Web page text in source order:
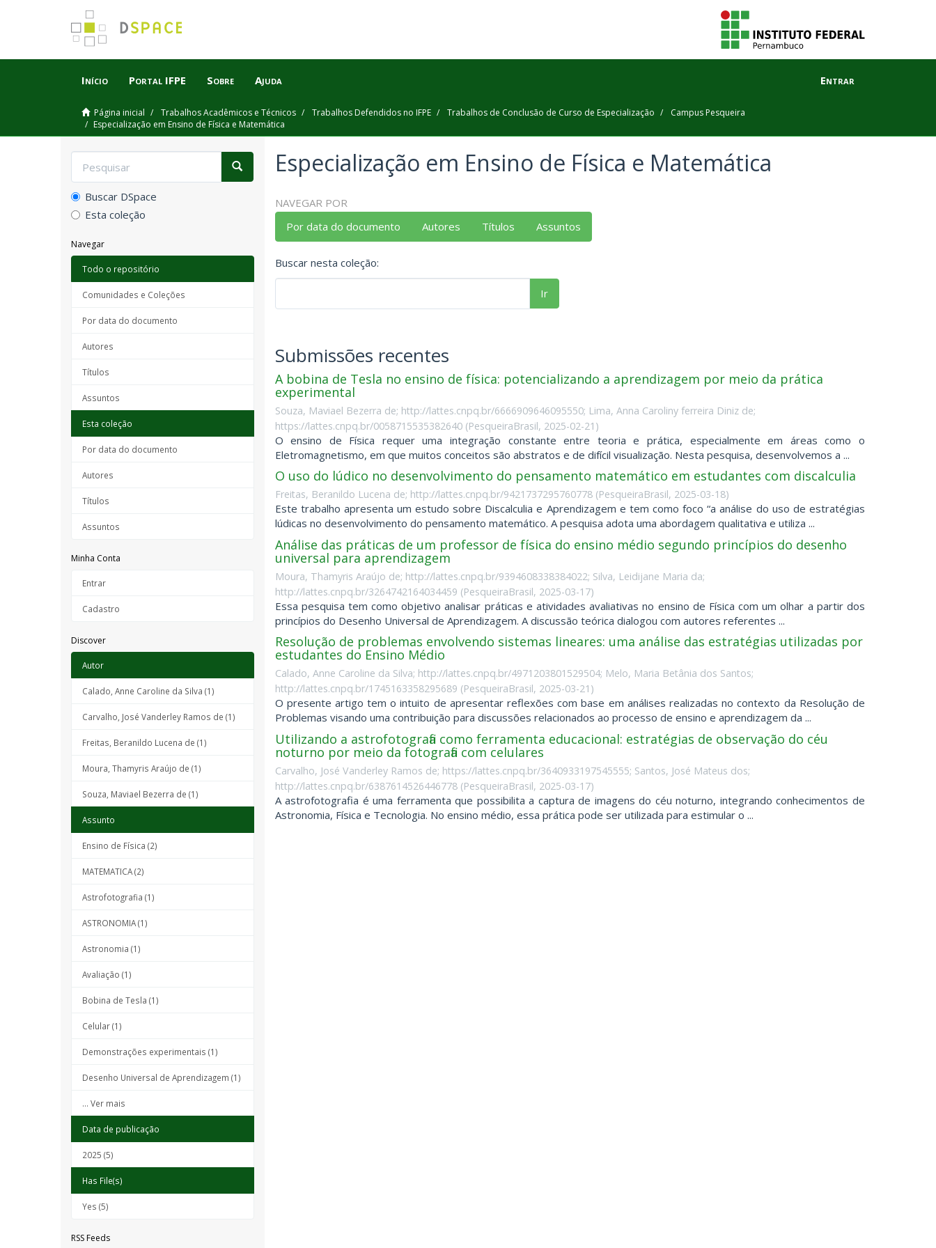
Início Portal IFPE Sobre Ajuda Entrar
Página inicial Trabalhos Acadêmicos e Técnicos Trabalhos Defendidos no IFPE Trabalhos de Conclusão de Curso de Especialização
Campus Pesqueira
Especialização em Ensino de Física e Matemática
Buscar DSpace
Esta coleção
Navegar
Todo o repositório
Comunidades e Coleções
Por data do documento
Autores
Títulos
Assuntos
Esta coleção
Por data do documento
Autores
Títulos
Assuntos
Minha Conta
Entrar
Cadastro
Discover
Autor
Calado, Anne Caroline da Silva (1)
Carvalho, José Vanderley Ramos de (1)
Freitas, Beranildo Lucena de (1)
Moura, Thamyris Araújo de (1)
Souza, Maviael Bezerra de (1)
Assunto
Ensino de Física (2)
MATEMATICA (2)
Astrofotografia (1)
ASTRONOMIA (1)
Astronomia (1)
Avaliação (1)
Bobina de Tesla (1)
Celular (1)
Demonstrações experimentais (1)
Desenho Universal de Aprendizagem (1)
... Ver mais
Data de publicação
2025 (5)
Has File(s)
Yes (5)
RSS Feeds
Especialização em Ensino de Física e Matemática
NAVEGAR POR
Por data do documento
Autores Títulos Assuntos
Buscar nesta coleção:
Ir
Submissões recentes
A bobina de Tesla no ensino de física: potencializando a aprendizagem por meio da prática
experimental
Souza, Maviael Bezerra de; http://lattes.cnpq.br/6666909646095550; Lima, Anna Caroliny ferreira Diniz de;
https://lattes.cnpq.br/0058715535382640 (PesqueiraBrasil, 2025-02-21 )
O ensino de Física requer uma integração constante entre teoria e prática, especialmente em áreas como o
Eletromagnetismo, em que muitos conceitos são abstratos e de difícil visualização. Nesta pesquisa, desenvolvemos a ...
O uso do lúdico no desenvolvimento do pensamento matemático em estudantes com discalculia
Freitas, Beranildo Lucena de; http://lattes.cnpq.br/9421737295760778 (PesqueiraBrasil, 2025-03-18)
Este trabalho apresenta um estudo sobre Discalculia e Aprendizagem e tem como foco “a análise do uso de estratégias
lúdicas no desenvolvimento do pensamento matemático. A pesquisa adota uma abordagem qualitativa e utiliza ...
Análise das práticas de um professor de física do ensino médio segundo princípios do desenho
universal para aprendizagem
Moura, Thamyris Araújo de; http://lattes.cnpq.br/9394608338384022; Silva, Leidijane Maria da;
http://lattes.cnpq.br/3264742164034459 (PesqueiraBrasil, 2025-03-17)
Essa pesquisa tem como objetivo analisar práticas e atividades avaliativas no ensino de Física com um olhar a partir dos
princípios do Desenho Universal de Aprendizagem. A discussão teórica dialogou com autores referentes ...
Resolução de problemas envolvendo sistemas lineares: uma análise das estratégias utilizadas por
estudantes do Ensino Médio
Calado, Anne Caroline da Silva; http://lattes.cnpq.br/4971203801529504; Melo, Maria Betânia dos Santos;
http://lattes.cnpq.br/1745163358295689 (PesqueiraBrasil, 2025-03-21 )
O presente artigo tem o intuito de apresentar reflexões com base em análises realizadas no contexto da Resolução de
Problemas visando uma contribuição para discussões relacionados ao processo de ensino e aprendizagem da ...
Utilizando a astrofotografia como ferramenta educacional: estratégias de observação do céu
noturno por meio da fotografia com celulares
Carvalho, José Vanderley Ramos de; https://lattes.cnpq.br/3640933197545555; Santos, José Mateus dos;
http://lattes.cnpq.br/6387614526446778 (PesqueiraBrasil, 2025-03-17)
A astrofotografia é uma ferramenta que possibilita a captura de imagens do céu noturno, integrando conhecimentos de
Astronomia, Física e Tecnologia. No ensino médio, essa prática pode ser utilizada para estimular o ...